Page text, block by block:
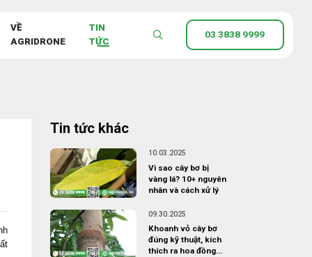
VỀ
AGRIDRONE
TIN
TỨC
03 3838 9999
Tin tức khác
10.03.2025
Vì sao cây bơ bị
vàng lá? 10+ nguyên
nhân và cách xử lý
09.30.2025
Khoanh vỏ cây bơ
đúng kỹ thuật, kích
thích ra hoa đồng